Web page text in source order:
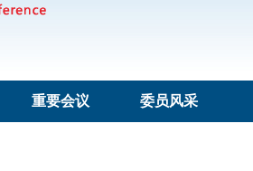
重要会议 委员风采